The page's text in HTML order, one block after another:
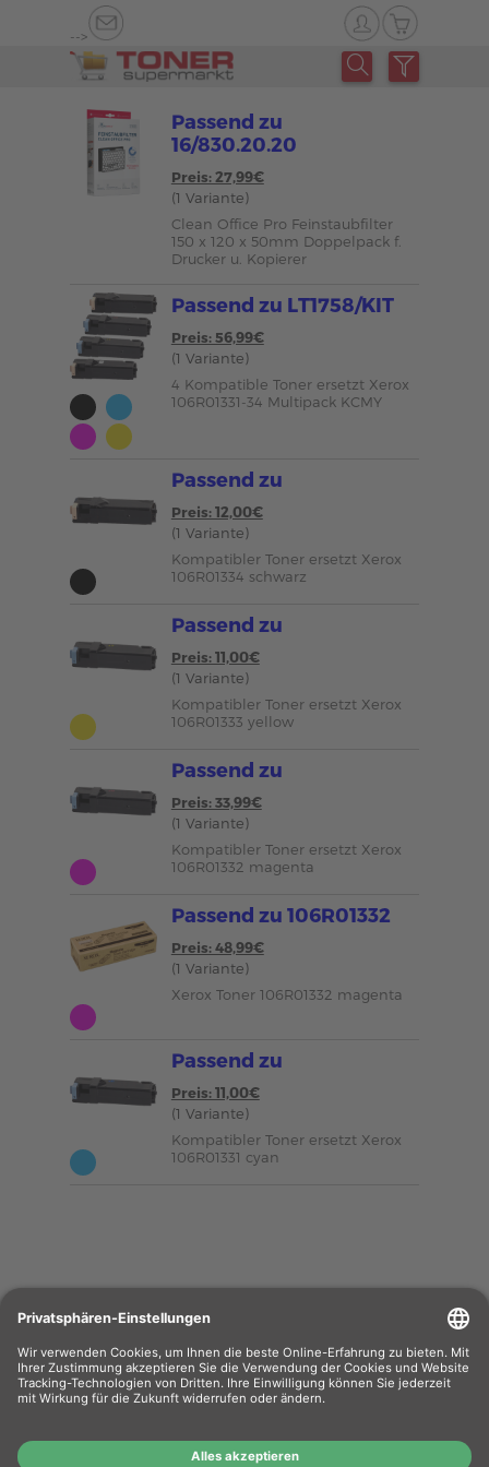
-->
Passend zu
16/830.20.20
Preis: 27,99€
(1 Variante)
Clean Office Pro Feinstaubfilter
150 x 120 x 50mm Doppelpack f.
Drucker u. Kopierer
Passend zu LT1758/KIT
Preis: 56,99€
(1 Variante)
4 Kompatible Toner ersetzt Xerox
106R01331-34 Multipack KCMY
Passend zu
Preis: 12,00€
(1 Variante)
Kompatibler Toner ersetzt Xerox
106R01334 schwarz
Passend zu
Preis: 11,00€
(1 Variante)
Kompatibler Toner ersetzt Xerox
106R01333 yellow
Passend zu
Preis: 33,99€
(1 Variante)
Kompatibler Toner ersetzt Xerox
106R01332 magenta
Passend zu 106R01332
Preis: 48,99€
(1 Variante)
Xerox Toner 106R01332 magenta
Passend zu
Preis: 11,00€
(1 Variante)
Kompatibler Toner ersetzt Xerox
106R01331 cyan